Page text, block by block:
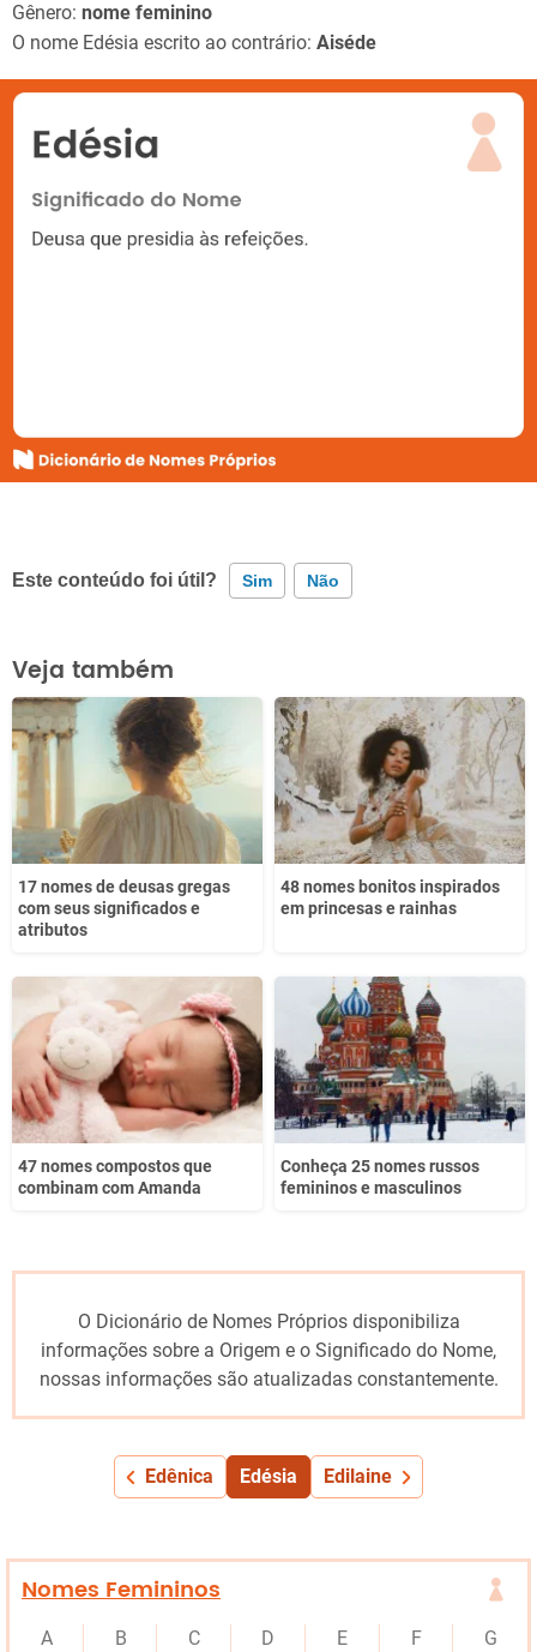
Gênero: nome feminino
O nome Edésia escrito ao contrário: Aiséde
Este conteúdo foi útil? Sim Não
Este conteúdo contém informação incorreta
Este conteúdo não tem a informação que procuro
Outro
Veja também
17 nomes de deusas gregas
com seus significados e
atributos
48 nomes bonitos inspirados
em princesas e rainhas
47 nomes compostos que
combinam com Amanda
Conheça 25 nomes russos
femininos e masculinos
O Dicionário de Nomes Próprios disponibiliza
informações sobre a Origem e o Significado do Nome,
nossas informações são atualizadas constantemente.
Edênica Edésia Edilaine
Nomes Femininos
A B C D E F
G